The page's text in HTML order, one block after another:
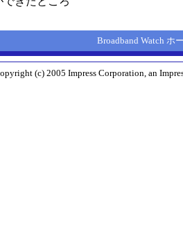
Broadband Watch ホ
(c) 2005 Impress Corporation, an